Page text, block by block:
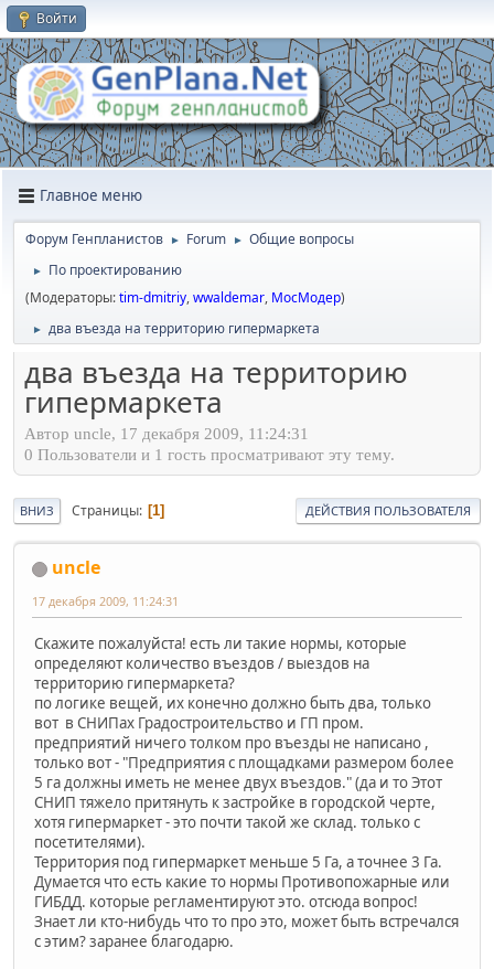
Войти
Главное меню
Форум Генпланистов ► Forum ► Общие вопросы
►
По проектированию
(Модераторы:tim-dmitriy,wwaldemar, МосМодер)
► два въезда на территорию гипермаркета
два въезда на территорию
гипермаркета
Автор uncle, 17 декабря 2009, 11:24:31
0 Пользователи и 1 гость просматривают эту тему.
ВНИЗ Страницы 1 ДЕЙСТВИЯ ПОЛЬЗОВАТЕЛЯ
uncle
17 декабря 2009, 11:24:31
Скажите пожалуйста! есть ли такие нормы, которые
определяют количество въездов / выездов на
территорию гипермаркета?
по логике вещей, их конечно должно быть два, только
вот в СНИПах Градостроительство и ГП пром.
предприятий ничего толком про въезды не написано ,
только вот - "Предприятия с площадками размером более
5 га должны иметь не менее двух въездов." (да и то Этот
СНИП тяжело притянуть к застройке в городской черте,
хотя гипермаркет - это почти такой же склад. только с
посетителями).
Территория под гипермаркет меньше 5 Га, а точнее 3 Га.
Думается что есть какие то нормы Противопожарные или
ГИБДД. которые регламентируют это. отсюда вопрос!
Знает ли кто-нибудь что то про это, может быть встречался
с этим? заранее благодарю.